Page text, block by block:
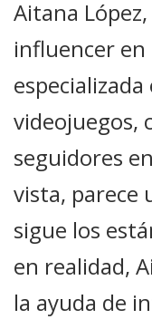
Aitana
influencer en
videojuegos,
seguidores
vista, parece
sigue los
en realidad,
la ayuda de